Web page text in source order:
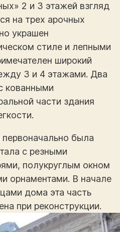
2 и 3 этажей взгляд
на трех арочных
украшен
стиле и лепными
широкий
3 и 4 этажами. Два
кованными
части здания
первоначально была
с резными
полукруглым окном
орнаментами. В начале
дома эта часть
при реконструкции.